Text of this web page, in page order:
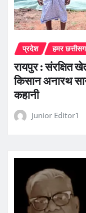
प्रदेश हमर
रायपुर : संरक्षित
किसान अनारथ
कहानी
Junior Editor1